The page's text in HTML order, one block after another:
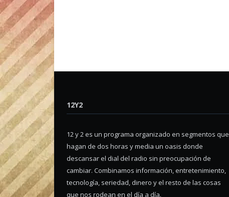
12Y2
12 y 2 es un programa organizado en segmentos que
hagan de dos horas y media un oasis donde
descansar el dial del radio sin preocupación de
cambiar. Combinamos información, entretenimiento,
tecnología, seriedad, dinero y el resto de las cosas
que nos rodean en el día a día.